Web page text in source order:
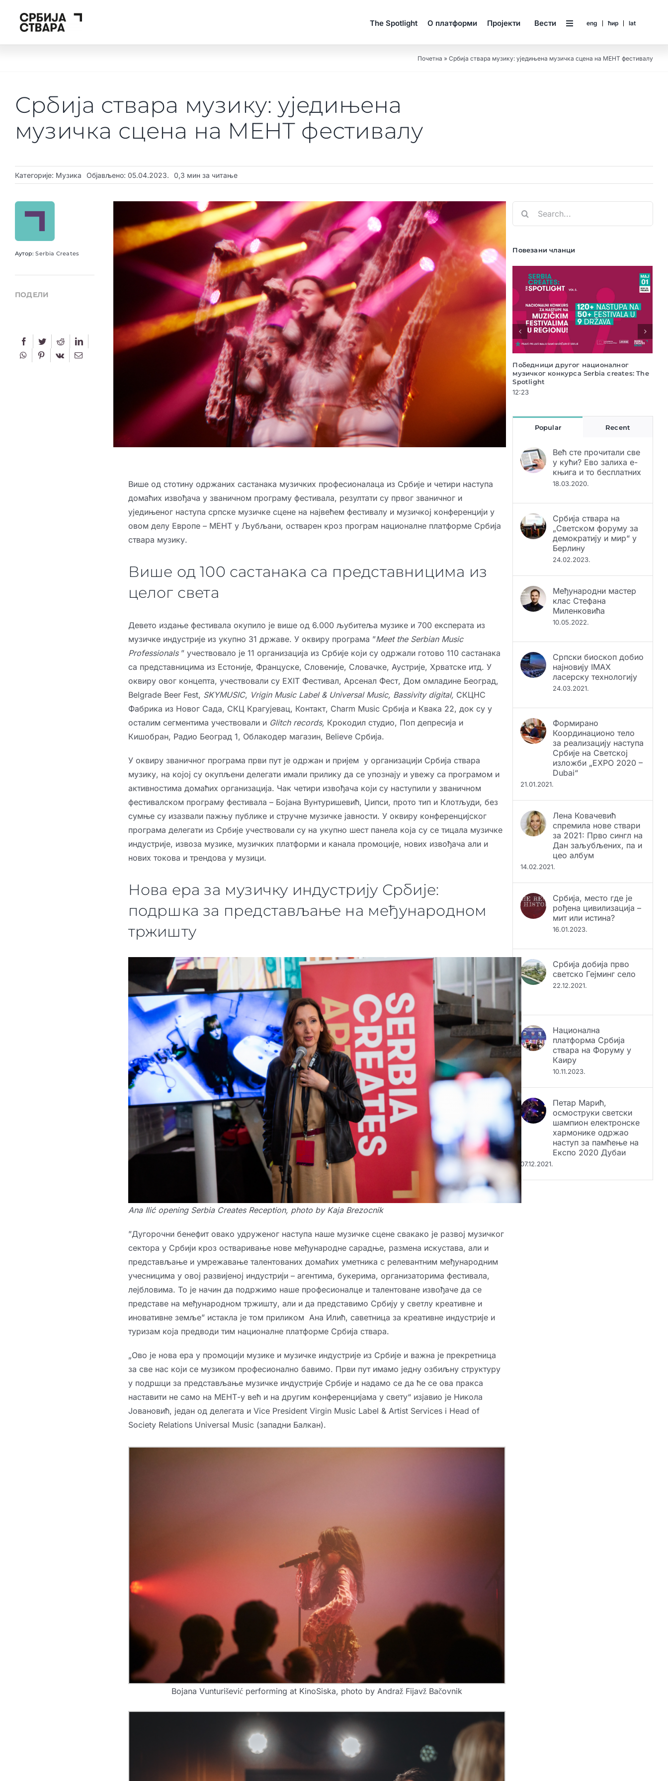
content
The Spotlight О платформи Пројекти Вести eng ћир lat
Почетна » Србија ствара музику: уједињена музичка сцена на МЕНТ фестивалу
Србија ствара музику: уједињена
музичка сцена на МЕНТ фестивалу
Категорије: Музика Објављено: 05.04.2023. 0,3 мин за читање
Аутор:Serbia Creates
ПОДЕЛИ
Више од стотину одржаних састанака музичких професионалаца из Србије и четири наступа
домаћих извођача у званичном програму фестивала, резултати су првог званичног и
уједињеног наступа српске музичке сцене на највећем фестивалу и музичкој конференцији у
овом делу Европе – МЕНТ у Љубљани, остварен кроз програм националне платформе Србија
ствара музику.
Више од 100 састанака са представницима из
целог света
Девето издање фестивала окупило је више од 6.000 љубитеља музике и 700 експерата из
музичке индустрије из укупно 31 државе. У оквиру програма ”Meet the Serbian Music
Professionals” учествовало је 11 организација из Србије који су одржали готово 110 састанака
са представницима из Естоније, Француске, Словеније, Словачке, Аустрије, Хрватске итд. У
оквиру овог концепта, учествовали су EXIT Фестивал, Арсенал Фест, Дом омладине Београд,
Belgrade Beer Fest, SKYMUSIC, Vrigin Music Label & Universal Music, Bassivity digital, СКЦНС
Фабрика из Новог Сада, СКЦ Крагујевац, Контакт, Charm Music Србија и Квака 22, док су у
осталим сегментима учествовали и Glitch records, Крокодил студио, Поп депресија и
Кишобран, Радио Београд 1, Облакодер магазин, Believe Србија.
У оквиру званичног програма први пут је одржан и пријем у организацији Србија ствара
музику, на којој су окупљени делегати имали прилику да се упознају и увежу са програмом и
активностима домаћих организација. Чак четири извођача који су наступили у званичном
фестивалском програму фестивала – Бојана Вунтуришевић, Џипси, прото тип и Клотљуди, без
сумње су изазвали пажњу публике и стручне музичке јавности. У оквиру конференцијског
програма делегати из Србије учествовали су на укупно шест панела која су се тицала музичке
индустрије, извоза музике, музичких платформи и канала промоције, нових извођача али и
нових токова и трендова у музици.
Нова ера за музичку индустрију Србије:
подршка за представљање на међународном
тржишту
Ana Ilić opening Serbia Creates Reception, photo by Kaja Brezocnik
”Дугорочни бенефит овако удруженог наступа наше музичке сцене свакако је развој музичког
сектора у Србији кроз остваривање нове међународне сарадње, размена искустава, али и
представљање и умрежавање талентованих домаћих уметника с релевантним међународним
учесницима у овој развијеној индустрији – агентима, букерима, организаторима фестивала,
лејбловима. То је начин да подржимо наше професионалце и талентоване извођаче да се
представе на међународном тржишту, али и да представимо Србију у светлу креативне и
иновативне земље” истакла је том приликом Ана Илић, саветница за креативне индустрије и
туризам која предводи тим националне платформе Србија ствара.
„Ово је нова ера у промоцији музике и музичке индустрије из Србије и важна је прекретница
за све нас који се музиком професионално бавимо. Први пут имамо једну озбиљну структуру
у подршци за представљање музичке индустрије Србије и надамо се да ће се ова пракса
наставити не само на МЕНТ-у већ и на другим конференцијама у свету“ изјавио је Никола
Јовановић, један од делегата и Vice President Virgin Music Label & Artist Services i Head of
Society Relations Universal Music (западни Балкан).
Bojana Vunturišević performing at KinoSiska, photo by Andraž Fijavž Bačovnik
Search
Повезани чланци
Национални музички конкурс Serbia
creates:The Spotlight vol.2
12:04
Popular Recent
у кући? Ево залиха е-
књига и то бесплатних
18.03.2020.
„Светском форуму за
демократију и мир“ у
Берлину
24.02.2023.
клас Стефана
Миленковића
10.05.2022.
најновију IMAX
ласерску технологију
24.03.2021.
Координационо тело
за реализацију наступа
Србије на Светској
изложби „EXPO 2020 –
Dubai“
21.01.2021.
спремила нове ствари
за 2021: Прво сингл на
Дан заљубљених, па и
цео албум
14.02.2021.
рођена цивилизација –
мит или истина?
16.01.2023.
светско Гејминг село
22.12.2021.
платформа Србија
ствара на Форуму у
Каиру
10.11.2023.
осмоструки светски
шампион електронске
хармонике одржао
наступ за памћење на
Експо 2020 Дубаи
07.12.2021.